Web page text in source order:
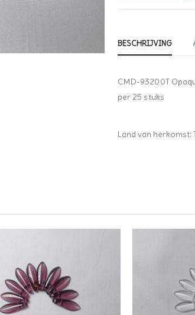
BESCHRIJVING
CMD-93200T
per 25 stuks
Land van herkomst: